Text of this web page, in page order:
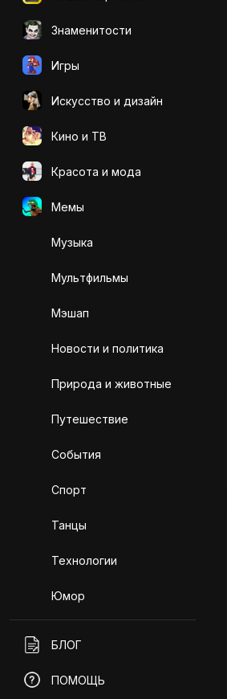
Знаменитости
Игры
Искусcтво и дизайн
Кино и ТВ
Красота и мода
Мемы
Музыка
Мультфильмы
Мэшап
Новости и политика
Природа и животные
Путешествие
События
Спорт
Танцы
Технологии
Юмор
БЛОГ
ПОМОЩЬ